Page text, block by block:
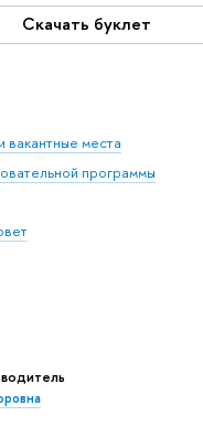
Скачать буклет
вакантные места
программы